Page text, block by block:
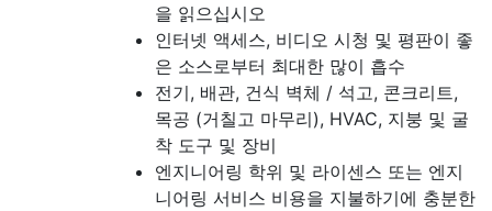
을 읽으십시오
인터넷 액세스, 비디오 시청 및 평판이 좋
은 소스로부터 최대한 많이 흡수
전기, 배관, 건식 벽체 / 석고, 콘크리트,
목공 (거칠고 마무리), HVAC, 지붕 및 굴
착 도구 및 장비
엔지니어링 학위 및 라이센스 또는 엔지
니어링 서비스 비용을 지불하기에 충분한